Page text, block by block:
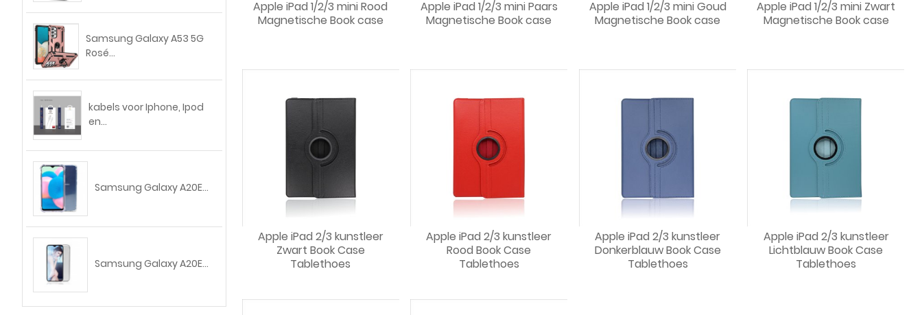
Samsung Galaxy A53 5G
Rosé...
kabels voor Iphone, Ipod
en...
Samsung Galaxy A20E...
Samsung Galaxy A20E...
Apple iPad 1/2/3 mini Rood
Magnetische Book case
Apple iPad 1/2/3 mini Paars
Magnetische Book case
Apple iPad 1/2/3 mini Goud
Magnetische Book case
Apple iPad 1/2/3 mini Zwart
Magnetische Book case
Apple iPad 2/3 kunstleer
Zwart Book Case
Tablethoes
Apple iPad 2/3 kunstleer
Rood Book Case
Tablethoes
Apple iPad 2/3 kunstleer
Donkerblauw Book Case
Tablethoes
Apple iPad 2/3 kunstleer
Lichtblauw Book Case
Tablethoes